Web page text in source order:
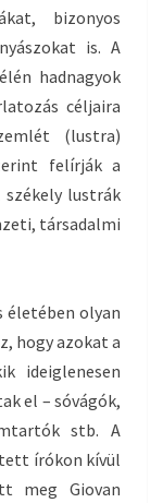
bizonyos
is. A
hadnagyok
céljaira
(lustra)
felírják a
lustrák
társadalmi
életében olyan
hogy azokat a
ideiglenesen
el – sóvágók,
stb. A
írókon kívül
meg Giovan